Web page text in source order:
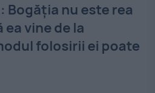
Bogăția nu este rea
vine de la
folosirii ei poate